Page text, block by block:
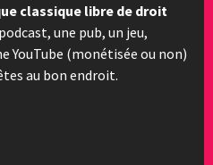
classique libre de droit
une pub, un jeu,
YouTube (monétisée ou non)
au bon endroit.